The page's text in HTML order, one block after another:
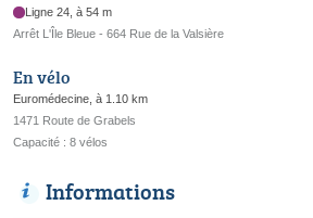
Ligne 24, à 54 m
Arrêt L'Île Bleue - 664 Rue de la Valsière
En vélo
Euromédecine, à 1.10 km
1471 Route de Grabels
Capacité : 8 vélos
Informations